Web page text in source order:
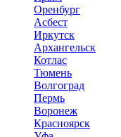
Оренбург
Асбест
Иркутск
Архангельск
Котлас
Тюмень
Волгоград
Пермь
Воронеж
Красноярск